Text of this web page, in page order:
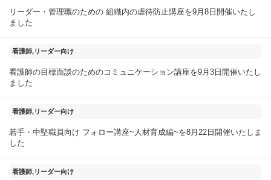
リーダー・管理職のための 組織内の虐待防止講座を9月8日開催いたし
ました
2025年09月04日
看護師,リーダー向け
看護師の目標面談のためのコミュニケーション講座を9月3日開催いたし
ました
2025年08月23日
看護師,リーダー向け
若手・中堅職員向け フォロー講座~人材育成編~を8月22日開催いたしま
した
2025年08月20日
看護師,リーダー向け